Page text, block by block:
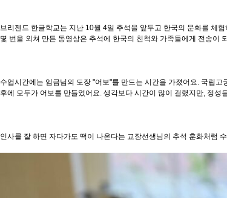
브리젠드 한글학교는 지난 10월 4일 추석을 앞두고 한국의 문화를 체
몇 번을 외쳐 만든 동영상은 추석에 한국의 친척와 가족들에게 전송이
수업시간에는 임금님의 도장 "어보"를 만드는 시간을 가졌어요. 국립
후에 모두가 어보를 만들었어요. 생각보다 시간이 많이 걸렸지만, 정
인사를 잘 하면 자다가도 떡이 나온다는 교장선생님의 추석 훈화처럼